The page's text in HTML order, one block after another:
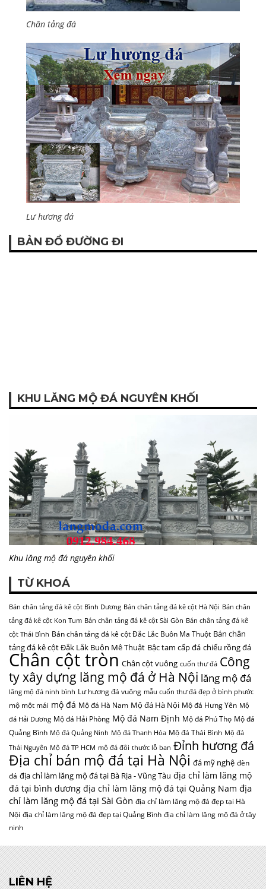
Chân tảng đá
Lư hương đá
BẢN ĐỒ ĐƯỜNG ĐI
KHU LĂNG MỘ ĐÁ NGUYÊN KHỐI
Khu lăng mộ đá nguyên khối
TỪ KHOÁ
Bán chân tảng đá kê cột Bình Dương Bán chân tảng đá kê cột Hà Nội Bán chân
tảng đá kê cột Kon Tum Bán chân tảng đá kê cột Sài Gòn Bán chân tảng đá kê
cột Thái Bình Bán chân tảng đá kê cột Đắc Lắc Buôn Ma Thuột Bán chân
tảng đá kê cột Đắk Lắk Buôn Mê Thuật Bậc tam cấp đá chiếu rồng đá
Chân cột tròn Chân cột vuông cuốn thư đá Công
ty xây dựng lăng mộ đá ở Hà Nội lăng mộ đá
lăng mộ đá ninh bình Lư hương đá vuông mẫu cuốn thư đá đẹp ở bình phước
mộ một mái mộ đá Mộ đá Hà Nam Mộ đá Hà Nội Mộ đá Hưng Yên Mộ
đá Hải Dương Mộ đá Hải Phòng Mộ đá Nam Định Mộ đá Phú Thọ Mộ đá
Quảng Bình Mộ đá Quảng Ninh Mộ đá Thanh Hóa Mộ đá Thái Bình Mộ đá
Thái Nguyên Mộ đá TP HCM mộ đá đôi thước lỗ ban Đỉnh hương đá
Địa chỉ bán mộ đá tại Hà Nội đá mỹ nghệ đèn
đá địa chỉ làm lăng mộ đá tại Bà Rịa - Vũng Tàu địa chỉ làm lăng mộ
đá tại bình dương địa chỉ làm lăng mộ đá tại Quảng Nam địa
chỉ làm lăng mộ đá tại Sài Gòn địa chỉ làm lăng mộ đá đẹp tại Hà
Nội địa chỉ làm lăng mộ đá đẹp tại Quảng Bình địa chỉ làm lăng mộ đá ở tây
ninh
LIÊN HỆ